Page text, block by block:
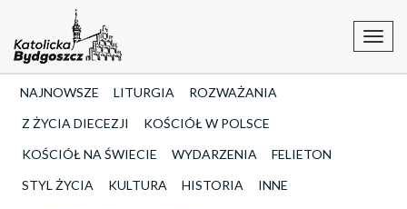
NAJNOWSZE LITURGIA
ROZWAŻANIA
Z ŻYCIA DIECEZJI
KOŚCIÓŁ W POLSCE
KOŚCIÓŁ NA ŚWIECIE
WYDARZENIA
FELIETON
STYL ŻYCIA
KULTURA HISTORIA
INNE